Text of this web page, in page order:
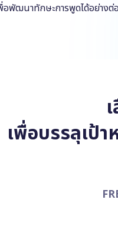
อพัฒนาทักษะการพูดได้อย่างต่อ
เพื่อบรรลุเป้